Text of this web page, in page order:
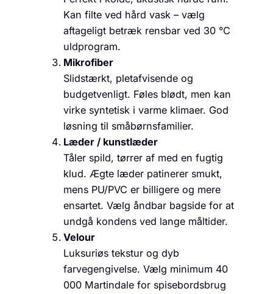
Kan filte ved hård vask – vælg
aftageligt betræk rensbar ved 30 °C
uldprogram.
Mikrofiber
Slidstærkt, pletafvisende og
budgetvenligt. Føles blødt, men kan
virke syntetisk i varme klimaer. God
løsning til småbørnsfamilier.
Læder / kunstlæder
Tåler spild, tørrer af med en fugtig
klud. Ægte læder patinerer smukt,
mens PU/PVC er billigere og mere
ensartet. Vælg åndbar bagside for at
undgå kondens ved lange måltider.
Velour
Luksuriøs tekstur og dyb
farvegengivelse. Vælg minimum 40
000 Martindale for spisebordsbrug